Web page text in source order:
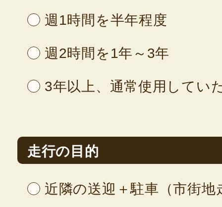
週1時間を半年程度
週2時間を1年～3年
3年以上、通常使用してい
走行の目的
近隣の送迎＋駐車（市街地